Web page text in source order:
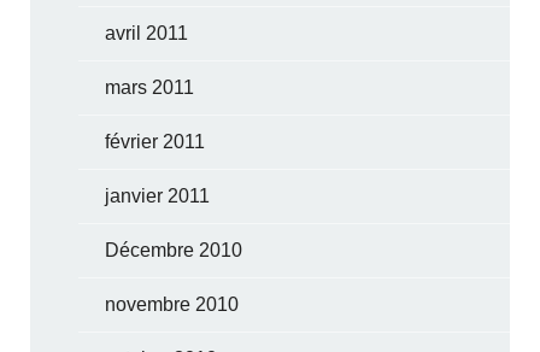
avril 2011
mars 2011
février 2011
janvier 2011
Décembre 2010
novembre 2010